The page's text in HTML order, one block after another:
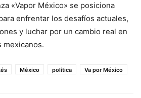
«Vapor México» se posiciona
enfrentar los desafíos actuales,
y luchar por un cambio real en
mexicanos.
México política Va por México